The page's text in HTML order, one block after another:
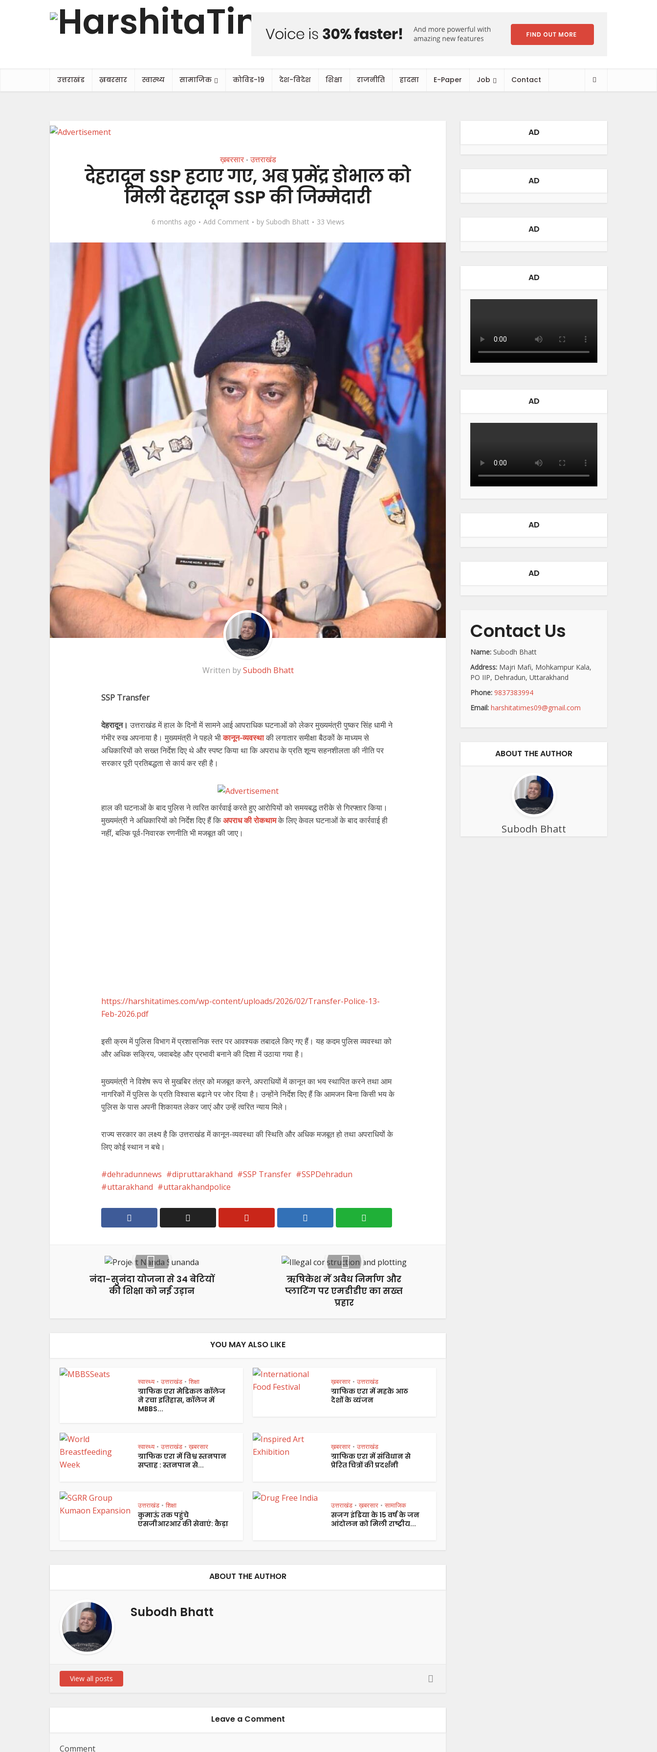
उत्तराखंड ख़बरसार स्वास्थ्य सामाजिक कोविड-19 देश-विदेश शिक्षा राजनीति हादसा E-Paper Job Contact
ख़बरसार • उत्तराखंड
देहरादून SSP हटाए गए, अब प्रमेंद्र डोभाल को
मिली देहरादून SSP की जिम्मेदारी
6 months ago Add Comment by Subodh Bhatt 33 Views
Written bySubodh Bhatt
SSP Transfer
देहरादून। उत्तराखंड में हाल के दिनों में सामने आई आपराधिक घटनाओं को लेकर मुख्यमंत्री पुष्कर सिंह धामी ने
गंभीर रुख अपनाया है। मुख्यमंत्री ने पहले भीकानून-व्यवस्थाकी लगातार समीक्षा बैठकों के माध्यम से
अधिकारियों को सख्त निर्देश दिए थे और स्पष्ट किया था कि अपराध के प्रति शून्य सहनशीलता की नीति पर
सरकार पूरी प्रतिबद्धता से कार्य कर रही है।
हाल की घटनाओं के बाद पुलिस ने त्वरित कार्रवाई करते हुए आरोपियों को समयबद्ध तरीके से गिरफ्तार किया।
मुख्यमंत्री ने अधिकारियों को निर्देश दिए हैं किअपराध की रोकथामके लिए केवल घटनाओं के बाद कार्रवाई ही
नहीं, बल्कि पूर्व-निवारक रणनीति भी मजबूत की जाए।
https://harshitatimes.com/wp-content/uploads/2026/02/Transfer-Police-13-
Feb-2026.pdf
इसी क्रम में पुलिस विभाग में प्रशासनिक स्तर पर आवश्यक तबादले किए गए हैं। यह कदम पुलिस व्यवस्था को
और अधिक सक्रिय, जवाबदेह और प्रभावी बनाने की दिशा में उठाया गया है।
मुख्यमंत्री ने विशेष रूप से मुखबिर तंत्र को मजबूत करने, अपराधियों में कानून का भय स्थापित करने तथा आम
नागरिकों में पुलिस के प्रति विश्वास बढ़ाने पर जोर दिया है। उन्होंने निर्देश दिए हैं कि आमजन बिना किसी भय के
पुलिस के पास अपनी शिकायत लेकर जाएं और उन्हें त्वरित न्याय मिले।
राज्य सरकार का लक्ष्य है कि उत्तराखंड में कानून-व्यवस्था की स्थिति और अधिक मजबूत हो तथा अपराधियों के
लिए कोई स्थान न बचे।
dehradunnews dipruttarakhand SSP Transfer
SSPDehradun
uttarakhand
uttarakhandpolice
नंदा-सुनंदा योजना से 34 बेटियों
की शिक्षा को नई उड़ान
ऋषिकेश में अवैध निर्माण और
प्लाटिंग पर एमडीडीए का सख्त
प्रहार
YOU MAY ALSO LIKE
स्वास्थ्य • उत्तराखंड • शिक्षा
ग्राफिक एरा मेडिकल कॉलेज
ने रचा इतिहास, कॉलेज में
MBBS...
ख़बरसार • उत्तराखंड
ग्राफिक एरा में महके आठ
देशों के व्यंजन
स्वास्थ्य • उत्तराखंड • ख़बरसार
ग्राफिक एरा में विश्व स्तनपान
सप्ताह : स्तनपान से...
ख़बरसार • उत्तराखंड
ग्राफिक एरा में संविधान से
प्रेरित चित्रों की प्रदर्शनी
उत्तराखंड • शिक्षा
कुमाऊं तक पहुंचे
एसजीआरआर की सेवाएं: कैड़ा
उत्तराखंड • ख़बरसार • सामाजिक
सजग इंडिया के 15 वर्ष के जन
आंदोलन को मिली राष्ट्रीय...
ABOUT THE AUTHOR
Subodh Bhatt
View all posts
Leave a Comment
Comment
AD
AD
AD
AD
AD
AD
AD
Contact Us
Name: Subodh Bhatt
Address: Majri Mafi, Mohkampur Kala,
PO IIP, Dehradun, Uttarakhand
Phone: 9837383994
Email: harshitatimes09@gmail.com
ABOUT THE AUTHOR
Subodh Bhatt